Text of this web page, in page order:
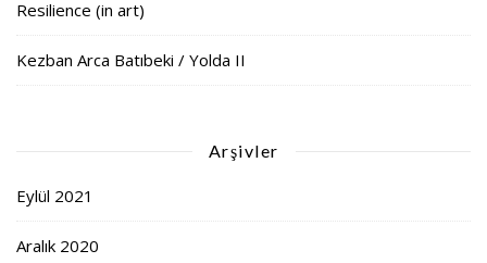
Resilience (in art)
Kezban Arca Batıbeki / Yolda II
Arşivler
Eylül 2021
Aralık 2020